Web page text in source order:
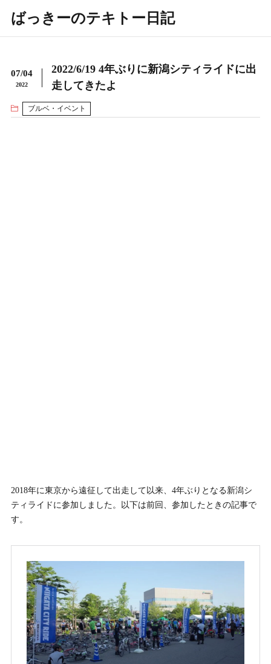
ばっきーのテキトー日記
07/04
2022
2022/6/19 4年ぶりに新潟シティライドに出
走してきたよ
ブルベ・イベント
2018年に東京から遠征して出走して以来、4年ぶりとなる新潟シ
ティライドに参加しました。以下は前回、参加したときの記事で
す。